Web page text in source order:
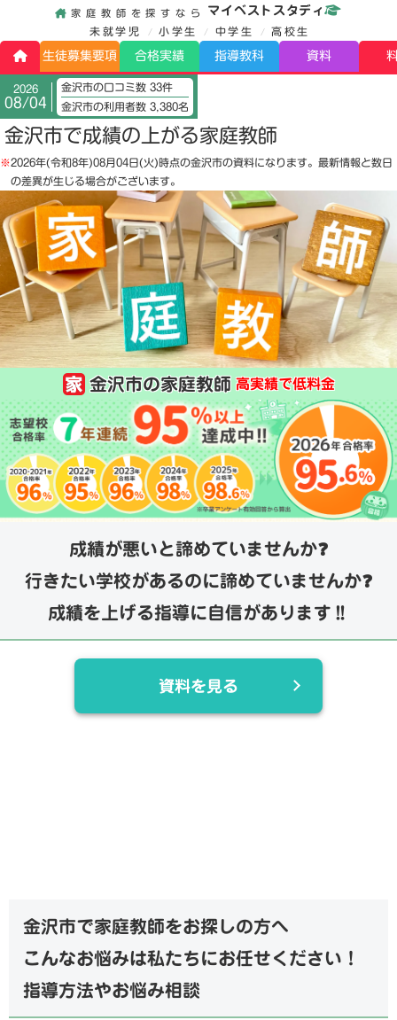
家庭教師を探すなら マイベストスタディ
未就学児 小学生 中学生 高校生
生徒募集要項 合格実績 指導教科 資料
2026
08/04
金沢市の口コミ数 33件
金沢市の利用者数 3,380名
金沢市で成績の上がる家庭教師
※2026年(令和8年)08月04日(火)時点の金沢市の資料になります。最新情報と数日
の差異が生じる場合がございます。
金沢市の家庭教師 高実績で低料金
成績が悪いと諦めていませんか❓
行きたい学校があるのに諦めていませんか❓
成績を上げる指導に自信があります‼️
資料を見る
金沢市で家庭教師をお探しの方へ
こんなお悩みは私たちにお任せください！
指導方法やお悩み相談